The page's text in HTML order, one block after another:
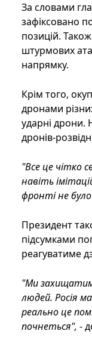
За словами
зафіксовано
позицій. Також
штурмових
напрямку.
Крім того,
дронами
ударні дрони.
дронів-
"Все це чітко
навіть
фронті не
Президент
підсумками
реагуватиме
"Ми
людей. Росія
реально це
почнеться", -